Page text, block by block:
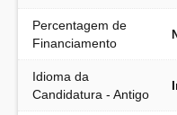
Percentagem de
Financiamento
Idioma da
Candidatura - Antigo